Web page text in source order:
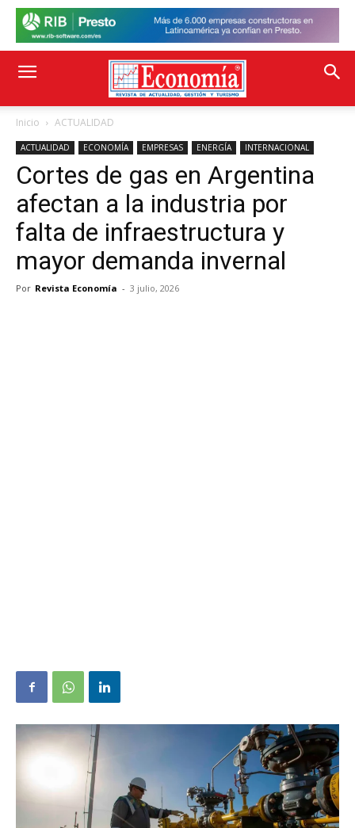
Inicio ACTUALIDAD
ACTUALIDAD ECONOMÍA EMPRESAS ENERGÍA INTERNACIONAL
Cortes de gas en Argentina
afectan a la industria por
falta de infraestructura y
mayor demanda invernal
Por Revista Economía - 3 julio, 2026